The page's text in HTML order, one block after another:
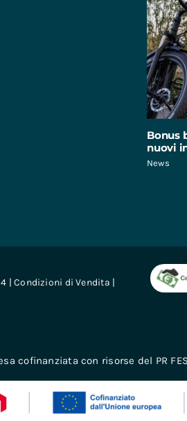
Bonus
nuovi
News
|Condizioni di Vendita |
cofinanziata con risorse del PR